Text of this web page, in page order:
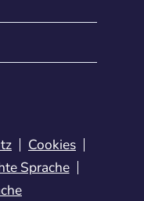
Cookies
Sprache